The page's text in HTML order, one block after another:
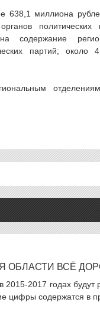
638,1 миллиона
содержание
партий;
ОБЛАСТИ ВСЁ
2017 годах будут
цифры содержатся в